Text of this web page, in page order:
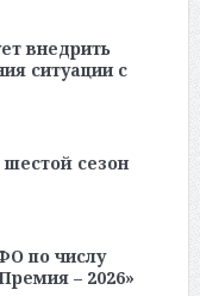
внедрить
ситуации с
сезон
по числу
– 2026»